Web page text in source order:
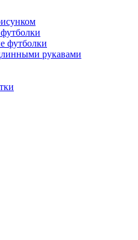
футболки
рукавами